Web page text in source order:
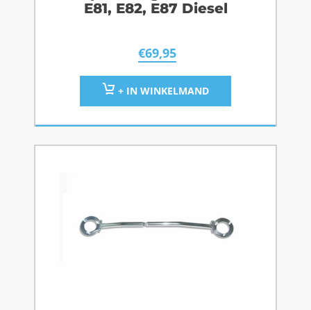
E81, E82, E87 Diesel
€69,95
+ IN WINKELMAND